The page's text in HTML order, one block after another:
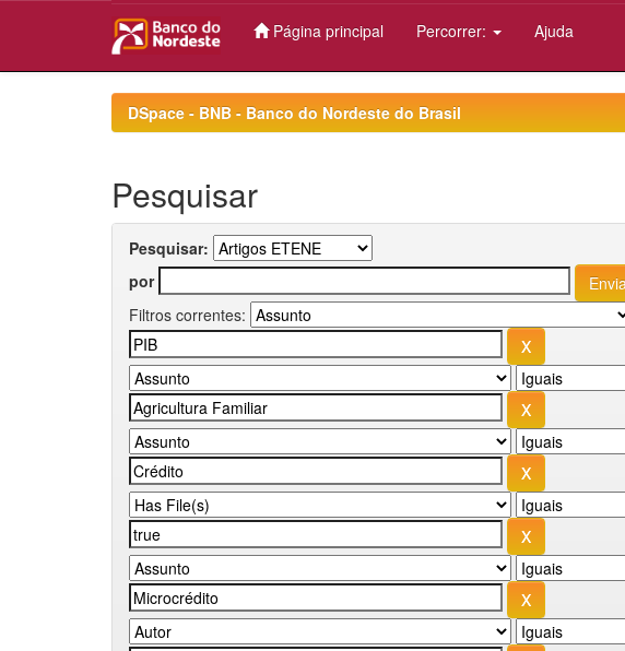
Página principal Percorrer: Ajuda
DSpace - BNB - Banco do Nordeste do Brasil
Pesquisar
Pesquisar:
por
Filtros correntes: